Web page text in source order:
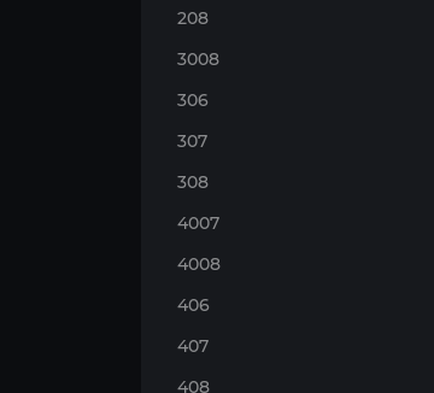
208
3008
306
307
308
4007
4008
406
407
408